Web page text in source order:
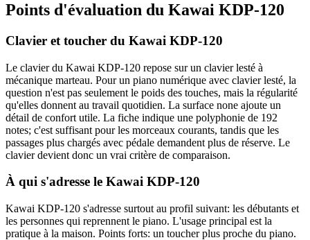
Points d'évaluation du Kawai KDP-120
Clavier et toucher du Kawai KDP-120
Le clavier du Kawai KDP-120 repose sur un clavier lesté à
mécanique marteau. Pour un piano numérique avec clavier lesté, la
question n'est pas seulement le poids des touches, mais la régularité
qu'elles donnent au travail quotidien. La surface none ajoute un
détail de confort utile. La fiche indique une polyphonie de 192
notes; c'est suffisant pour les morceaux courants, tandis que les
passages plus chargés avec pédale demandent plus de réserve. Le
clavier devient donc un vrai critère de comparaison.
À qui s'adresse le Kawai KDP-120
Kawai KDP-120 s'adresse surtout au profil suivant: les débutants et
les personnes qui reprennent le piano. L'usage principal est la
pratique à la maison. Points forts: un toucher plus proche du piano.